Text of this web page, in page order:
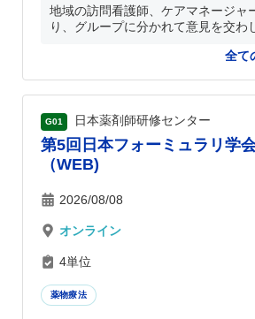
地域の訪問看護師、ケアマネージャ
り、グループに分かれて意見を交わ
全て
G01 日本薬剤師研修センター
第5回日本フォーミュラリ学
（WEB)
2026/08/08
オンライン
4単位
薬物療法